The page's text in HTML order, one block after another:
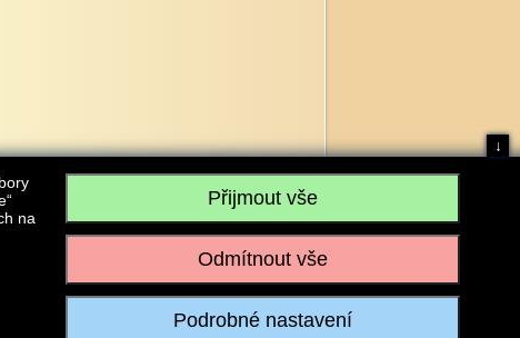
s.r.o., IČO: 28304845, se sídlem č.p. 17, 768 75 Loukov
Realizace:w-software.com
na
↓